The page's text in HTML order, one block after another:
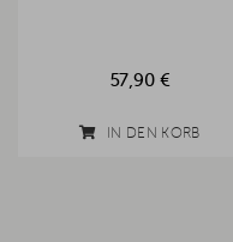
57,90 €
IN DEN KORB